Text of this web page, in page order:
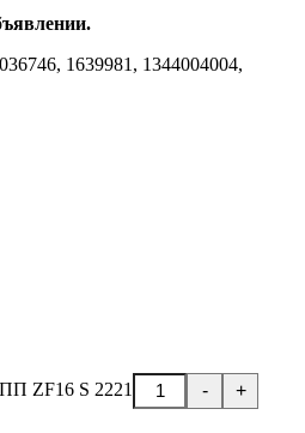
1639981, 1344004004,
-
ZF16 S 2221
+